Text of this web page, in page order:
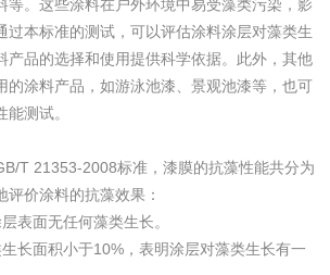
等。这些涂料在户外环境中易受藻类污染，影
过本标准的测试，可以评估涂料涂层对藻类生
产品的选择和使用提供科学依据。此外，其他
的涂料产品，如游泳池漆、景观池漆等，也可
测试。
T 21353-2008标准，漆膜的抗藻性能共分为
评价涂料的抗藻效果：
表面无任何藻类生长。
长面积小于10%，表明涂层对藻类生长有一
化妆品毒理试验 化妆品毒理测试
化妆品眼刺激试验 化妆品皮肤刺激试
性试验
应试验
皮肤光变态反应试
验
化产品